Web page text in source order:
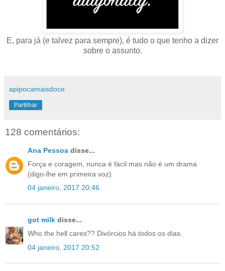
E, para já (e talvez para sempre), é tudo o que tenho a dizer
sobre o assunto.
apipocamaisdoce
Partilhar
128 comentários:
Ana Pessoa disse...
Força e coragem, nunca é fácil mas não é um drama
(digo-lhe em primeira voz)
04 janeiro, 2017 20:46
got milk disse...
Who the hell cares?? Divórcios há todos os dias.
04 janeiro, 2017 20:52